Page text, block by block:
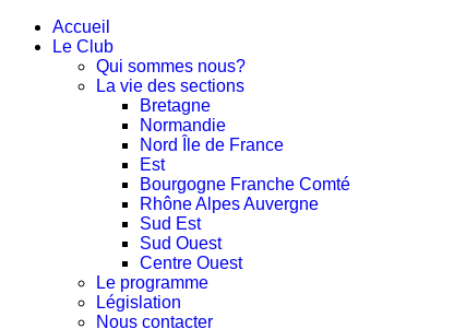
Accueil
Le Club
Qui sommes nous?
La vie des sections
Bretagne
Normandie
Nord Île de France
Est
Bourgogne Franche Comté
Rhône Alpes Auvergne
Sud Est
Sud Ouest
Centre Ouest
Le programme
Législation
Nous contacter